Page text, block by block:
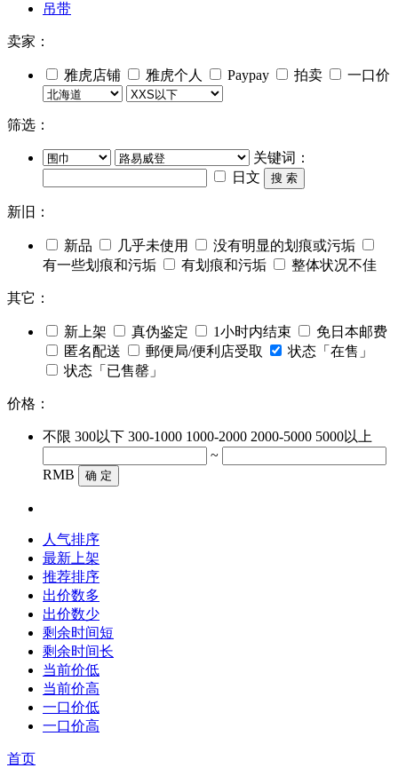
吊带
卖家：
雅虎店铺 雅虎个人 Paypay 拍卖 一口价
筛选：
关键词：
日文
搜 索
新旧：
新品 几乎未使用
没有明显的划痕或污垢
有一些划痕和污垢
有划痕和污垢 整体状况不佳
其它：
新上架 真伪鉴定 1小时内结束
免日本邮费
匿名配送
郵便局/便利店受取
状态「在售」
状态「已售罄」
价格：
不限 300以下 300-1000 1000-2000 2000-5000 5000以上
~
RMB
确 定
人气排序
最新上架
推荐排序
出价数多
出价数少
剩余时间短
剩余时间长
当前价低
当前价高
一口价低
一口价高
首页